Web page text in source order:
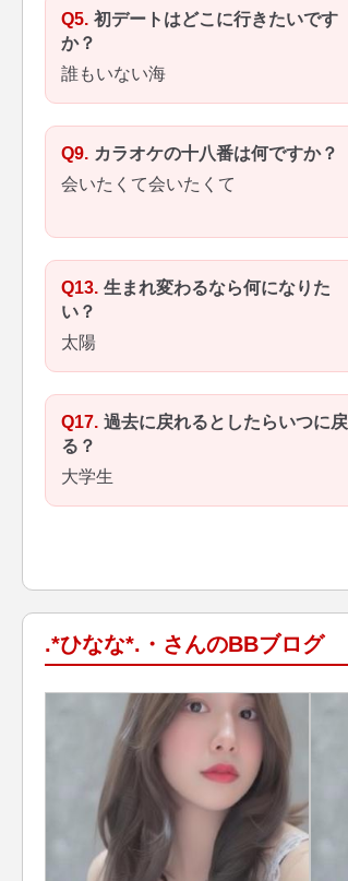
初デートはどこに行きたいです
か？
誰もいない海
カラオケの十八番は何ですか？
会いたくて会いたくて
生まれ変わるなら何になりた
い？
太陽
過去に戻れるとしたらいつに戻
る？
大学生
.*ひなな*.・さんのBBブログ